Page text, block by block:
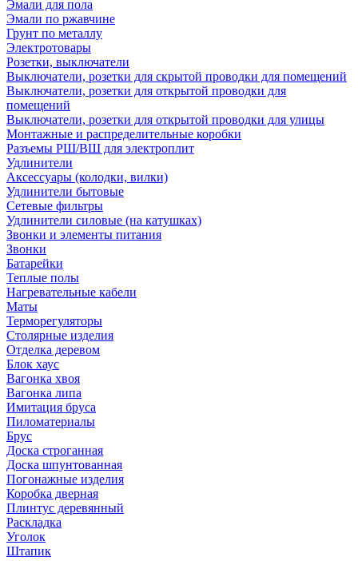
Эмали для пола
Эмали по ржавчине
Грунт по металлу
Электротовары
Розетки, выключатели
Выключатели, розетки для скрытой проводки для помещений
Выключатели, розетки для открытой проводки для
помещений
Выключатели, розетки для открытой проводки для улицы
Монтажные и распределительные коробки
Разъемы РШ/ВШ для электроплит
Удлинители
Аксессуары (колодки, вилки)
Удлинители бытовые
Сетевые фильтры
Удлинители силовые (на катушках)
Звонки и элементы питания
Звонки
Батарейки
Теплые полы
Нагревательные кабели
Маты
Терморегуляторы
Столярные изделия
Отделка деревом
Блок хаус
Вагонка хвоя
Вагонка липа
Имитация бруса
Пиломатериалы
Брус
Доска строганная
Доска шпунтованная
Погонажные изделия
Коробка дверная
Плинтус деревянный
Раскладка
Уголок
Штапик